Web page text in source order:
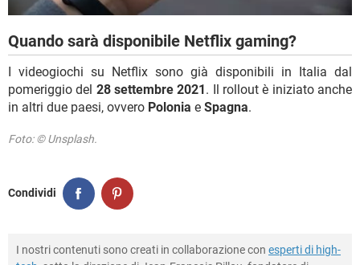
Quando sarà disponibile Netflix gaming?
I videogiochi su Netflix sono già disponibili in Italia dal
pomeriggio del 28 settembre 2021. Il rollout è iniziato anche
in altri due paesi, ovvero Polonia e Spagna.
Foto: © Unsplash.
Condividi
I nostri contenuti sono creati in collaborazione con esperti di high-